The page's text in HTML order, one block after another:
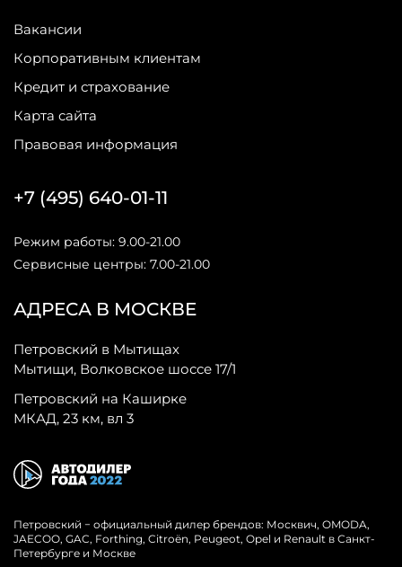
Вакансии
Корпоративным клиентам
Кредит и страхование
Карта сайта
Правовая информация
АДРЕСА В МОСКВЕ
Петровский в Мытищах
Мытищи, Волковское шоссе 17/1
Петровский на Каширке
МКАД, 23 км, вл 3
+7 (495) 640-01-11
Режим работы: 9.00-21.00
Сервисные центры: 7.00-21.00
Петровский − официальный дилер брендов: Москвич, OMODA,
JAECOO, GAC, Forthing, Citroёn, Peugeot, Opel и Renault в Санкт-
Петербурге и Москве